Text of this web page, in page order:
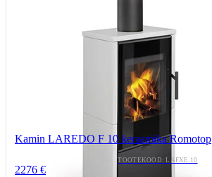
Kamin LAREDO F 10 keraamika Romotop
TOOTEKOOD: LAFXE 10
2276 €